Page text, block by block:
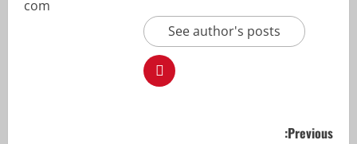
See author's posts
Previous: